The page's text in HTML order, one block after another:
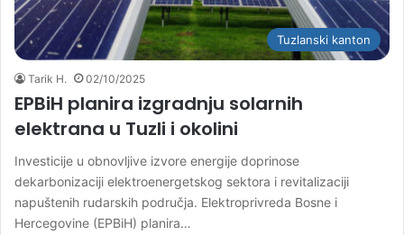
Tuzlanski kanton
Tarik H. 02/10/2025
EPBiH planira izgradnju solarnih
elektrana u Tuzli i okolini
Investicije u obnovljive izvore energije doprinose
dekarbonizaciji elektroenergetskog sektora i revitalizaciji
napuštenih rudarskih područja. Elektroprivreda Bosne i
Hercegovine (EPBiH) planira…